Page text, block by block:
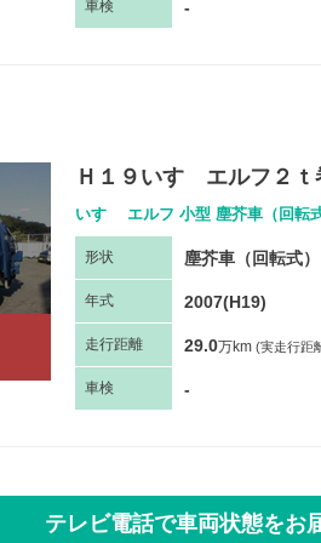
車検 -
Ｈ１９いすゞエルフ２
いすゞ エルフ 小型 塵芥車（回転
形状 塵芥車（回転式）
年式 2007(H19)
走行距離 29.0万km (実走行距
車検 -
テレビ電話で車両状態をお